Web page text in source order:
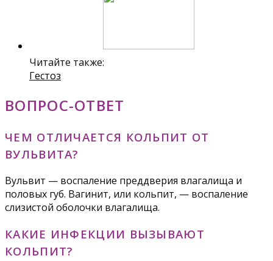
Читайте также:
Гестоз
ВОПРОС-ОТВЕТ
ЧЕМ ОТЛИЧАЕТСЯ КОЛЬПИТ ОТ
ВУЛЬВИТА?
Вульвит — воспаление преддверия влагалища и
половых губ. Вагинит, или кольпит, — воспаление
слизистой оболочки влагалища.
КАКИЕ ИНФЕКЦИИ ВЫЗЫВАЮТ
КОЛЬПИТ?